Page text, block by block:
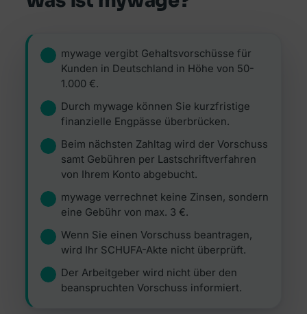
mywage vergibt Gehaltsvorschüsse für
Kunden in Deutschland in Höhe von 50-
1.000 €.
Durch mywage können Sie kurzfristige
finanzielle Engpässe überbrücken.
Beim nächsten Zahltag wird der Vorschuss
samt Gebühren per Lastschriftverfahren
von Ihrem Konto abgebucht.
mywage verrechnet keine Zinsen, sondern
eine Gebühr von max. 3 €.
Wenn Sie einen Vorschuss beantragen,
wird Ihr SCHUFA-Akte nicht überprüft.
Der Arbeitgeber wird nicht über den
beanspruchten Vorschuss informiert.